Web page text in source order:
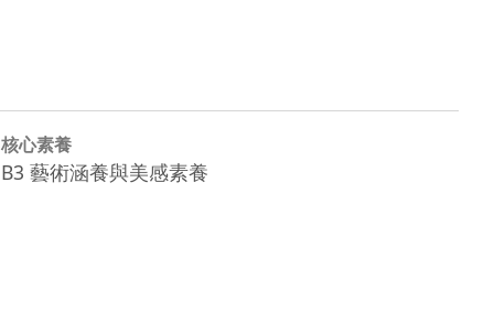
核心素養
B3 藝術涵養與美感素養